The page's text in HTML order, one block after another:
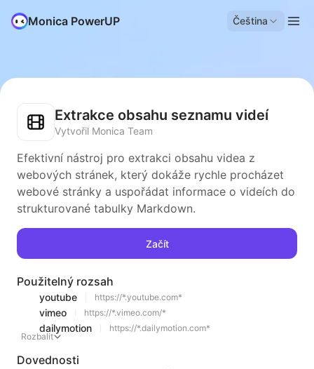
Monica PowerUP Čeština
Extrakce obsahu seznamu videí
Vytvořil Monica Team
Efektivní nástroj pro extrakci obsahu videa z
webových stránek, který dokáže rychle procházet
webové stránky a uspořádat informace o videích do
strukturované tabulky Markdown.
Začít
Použitelný rozsah
youtube https://*.youtube.com*
vimeo https://*.vimeo.com/*
dailymotion
https://*.dailymotion.com*
Rozbalit
Dovednosti